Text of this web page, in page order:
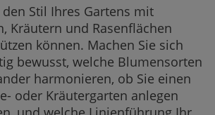
den Stil Ihres Gartens mit
Kräutern und Rasenflächen
können. Machen Sie sich
bewusst, welche Blumensorten
harmonieren, ob Sie einen
oder Kräutergarten anlegen